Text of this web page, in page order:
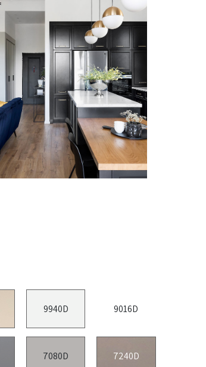
9016D
9940D
7240D
7080D